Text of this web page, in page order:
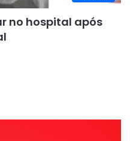
no hospital após